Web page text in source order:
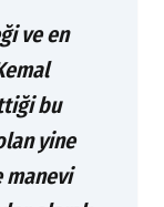
ve en
bu
yine
manevi